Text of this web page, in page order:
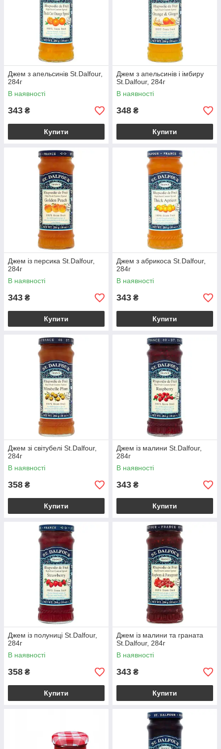
Джем з апельсинів St.Dalfour,
284г
В наявності
343 ₴
Купити
Джем з апельсинів і імбиру
St.Dalfour, 284г
В наявності
348 ₴
Купити
Джем із персика St.Dalfour,
284г
В наявності
343 ₴
Купити
Джем з абрикоса St.Dalfour,
284г
В наявності
343 ₴
Купити
Джем зі світубелі St.Dalfour,
284г
В наявності
358 ₴
Купити
Джем із малини St.Dalfour,
284г
В наявності
343 ₴
Купити
Джем із полуниці St.Dalfour,
284г
В наявності
358 ₴
Купити
Джем із малини та граната
St.Dalfour, 284г
В наявності
343 ₴
Купити